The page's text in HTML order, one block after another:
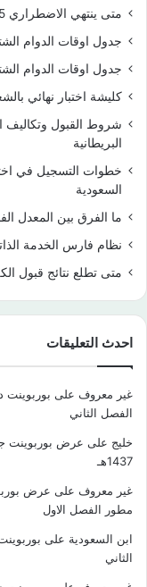
متى ينتهي الاضطراري 1445 للمعلمين في السعودية
جدول اوقات الدوام الشتوي
جدول اوقات الدوام الشتوي
كليشة اختبار نهائي
شروط القبول وتكاليف
البريطانية
خطوات التسجيل في
السعودية
ما الفرق بين المعدل
نظام فارس الخدمة
متى تطلع نتائج قبول
احدث التعليقات
غير معروف على بوربوينت
الفصل الثاني
خليج على عرض بوربوينت
1437هـ
غير معروف على عرض
مطور الفصل الاول
ابن السعودية على
الثاني